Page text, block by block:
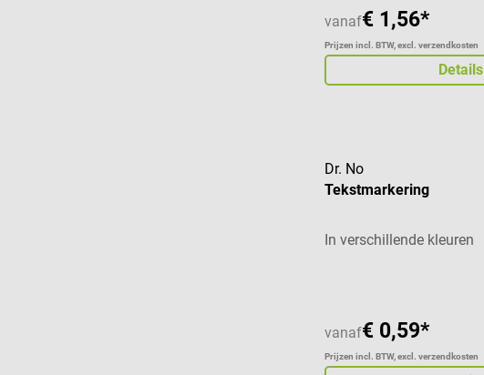
vanaf€ 1,56*
Prijzen incl. BTW, excl. verzendkosten
Details
Dr. No
Tekstmarkering
In verschillende kleuren
vanaf€ 0,59*
Prijzen incl. BTW, excl. verzendkosten